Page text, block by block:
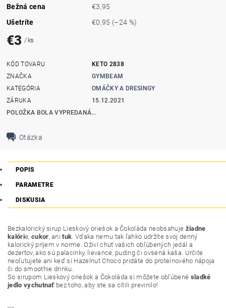
Bežná cena
€3,95
Ušetríte
€0,95 (–24 %)
€3 / ks
KÓD TOVARU
KETO 2838
ZNAČKA
GYMBEAM
KATEGÓRIA
OMÁČKY A DRESINGY
ZÁRUKA
15.12.2021
POLOŽKA BOLA VYPREDANÁ...
Otázka
POPIS
PARAMETRE
DISKUSIA
Bezkalorický sirup Lieskový oriešok a Čokoláda neobsahuje žiadne
kalórie, cukor, ani tuk. Vďaka nemu tak ľahko udržíte svoj denný
kalorický príjem v norme. Oživí chuť vašich obľúbených jedál a
dezertov, ako sú palacinky, lievance, puding či ovsená kaša. Určite
neoľutujete ani keď si Hazelnut Choco pridáte do proteínového nápoja
či do smoothie drinku.
So sirupom Lieskový oriešok a Čokoláda si môžete obľúbené sladké
jedlo vychutnaťbez toho, aby ste sa cítili previnilo!